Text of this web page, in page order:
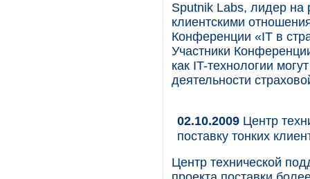
Sputnik Labs, лидер на
клиентскими
Конференции «IT в
Участники
как IT-технологии
деятельности
02.10.2009 Центр
поставку тонких
Центр технической